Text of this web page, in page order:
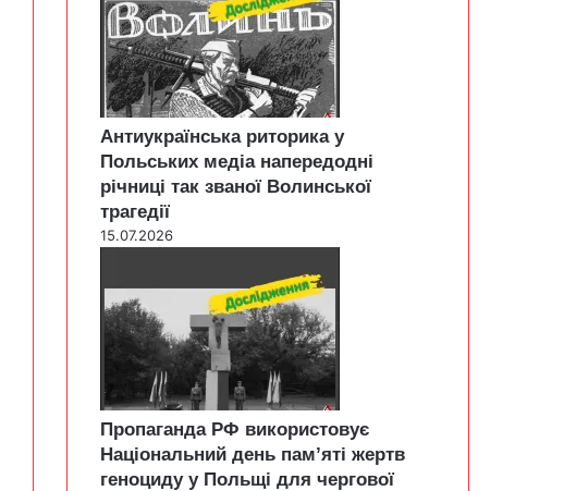
Антиукраїнська риторика у
Польських медіа напередодні
річниці так званої Волинської
трагедії
15.07.2026
Пропаганда РФ використовує
Національний день пам’яті жертв
геноциду у Польщі для чергової